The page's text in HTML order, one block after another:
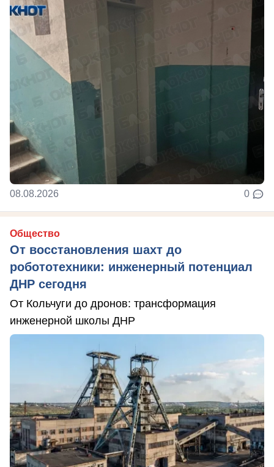
08.08.2026 0
Общество
От восстановления шахт до
робототехники: инженерный потенциал
ДНР сегодня
От Кольчуги до дронов: трансформация
инженерной школы ДНР